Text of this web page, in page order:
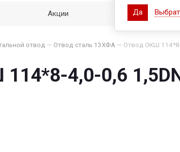
Да
Акции Как купить
отвод — Отвод сталь 13ХФА — Отвод ОКШ
4,0-0,6